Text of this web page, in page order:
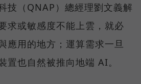
技（QNAP）總經理劉文義解
求或敏感度不能上雲，就必
應用的地方；運算需求一旦
置也自然被推向地端 AI。